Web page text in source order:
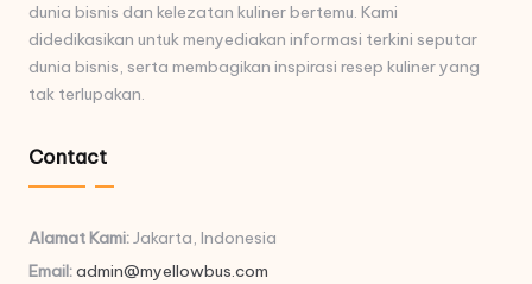
dunia bisnis dan kelezatan kuliner bertemu. Kami
didedikasikan untuk menyediakan informasi terkini seputar
dunia bisnis, serta membagikan inspirasi resep kuliner yang
tak terlupakan.
Contact
Alamat Kami:Jakarta, Indonesia
Email:admin@myellowbus.com